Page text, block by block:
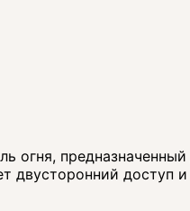
огня,
двусторонний